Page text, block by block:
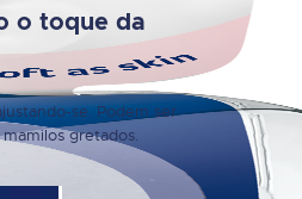
o toque da
se. Podem ser
gretados.